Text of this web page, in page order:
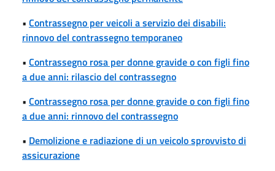
• Contrassegno per veicoli a servizio dei disabili:
rinnovo del contrassegno temporaneo
• Contrassegno rosa per donne gravide o con figli fino
a due anni: rilascio del contrassegno
• Contrassegno rosa per donne gravide o con figli fino
a due anni: rinnovo del contrassegno
• Demolizione e radiazione di un veicolo sprovvisto di
assicurazione